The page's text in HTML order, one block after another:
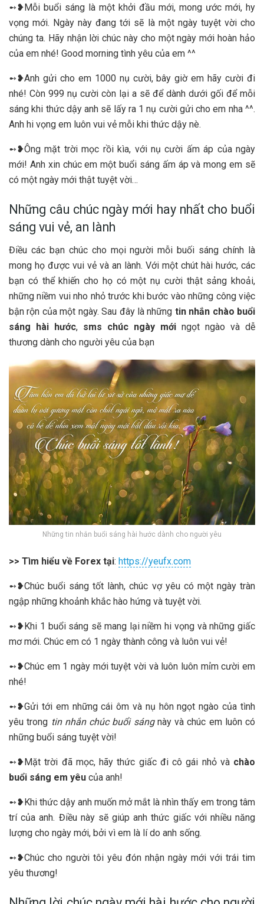
➻❥Mỗi buổi sáng là một khởi đầu mới, mong ước mới, hy
vọng mới. Ngày này đang tới sẽ là một ngày tuyệt vời cho
chúng ta. Hãy nhận lời chúc này cho một ngày mới hoàn hảo
của em nhé! Good morning tình yêu của em ^^
➻❥Anh gửi cho em 1000 nụ cười, bây giờ em hãy cười đi
nhé! Còn 999 nụ cười còn lại a sẽ để dành dưới gối để mỗi
sáng khi thức dậy anh sẽ lấy ra 1 nụ cười gửi cho em nha ^^.
Anh hi vọng em luôn vui vẻ mỗi khi thức dậy nè.
➻❥Ông mặt trời mọc rồi kìa, với nụ cười ấm áp của ngày
mới! Anh xin chúc em một buổi sáng ấm áp và mong em sẽ
có một ngày mới thật tuyệt vời…
Những câu chúc ngày mới hay nhất cho buổi
sáng vui vẻ, an lành
Điều các bạn chúc cho mọi người mỗi buối sáng chính là
mong họ được vui vẻ và an lành. Với một chút hài hước, các
bạn có thể khiến cho họ có một nụ cười thật sảng khoải,
những niềm vui nho nhỏ trước khi bước vào những công việc
bận rộn của một ngày. Sau đây là những tin nhắn chào buổi
sáng hài hước, sms chúc ngày mới ngọt ngào và dễ
thương dành cho người yêu của bạn
Những tin nhắn buổi sáng hài hước dành cho người yêu
>> Tìm hiểu về Forex tại: https://yeufx.com
➻❥Chúc buổi sáng tốt lành, chúc vợ yêu có một ngày tràn
ngập những khoảnh khắc hào hứng và tuyệt vời.
➻❥Khi 1 buổi sáng sẽ mang lại niềm hi vọng và những giấc
mơ mới. Chúc em có 1 ngày thành công và luôn vui vẻ!
➻❥Chúc em 1 ngày mới tuyệt vời và luôn luôn mỉm cười em
nhé!
➻❥Gửi tới em những cái ôm và nụ hôn ngọt ngào của tình
yêu trong tin nhắn chúc buổi sángnày và chúc em luôn có
những buổi sáng tuyệt vời!
➻❥Mặt trời đã mọc, hãy thức giấc đi cô gái nhỏ và chào
buổi sáng em yêu của anh!
➻❥Khi thức dậy anh muốn mở mắt là nhìn thấy em trong tâm
trí của anh. Điều này sẽ giúp anh thức giấc với nhiều năng
lượng cho ngày mới, bởi vì em là lí do anh sống.
➻❥Chúc cho người tôi yêu đón nhận ngày mới với trái tim
yêu thương!